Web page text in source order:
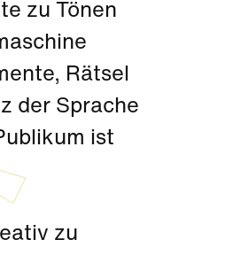
zu Tönen
Rätsel
der Sprache
ist
zu